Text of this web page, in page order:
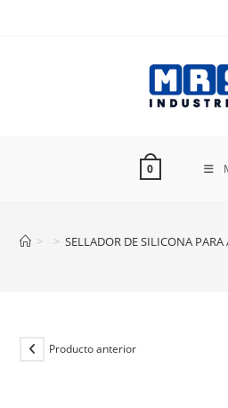
0
> > SELLADOR DE SILICONA PARA
Producto anterior